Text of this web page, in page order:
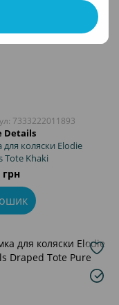
7333222011893
Details
для коляски Elodie
Tote Khaki
грн